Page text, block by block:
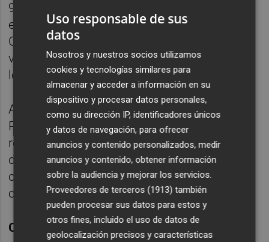
98 por ciento de los sufragios, mientras que
en el cónclave anterior, celebrado en
Castellón en 2004, el propio Camps salió
vencedor con el apoyo del 78 por ciento de
los compromisarios que votaron.
Anteriormente, el décimo congreso del
PPCV, celebrado en septiembre de 2002,
reeligió a Eduardo Zaplana como presidente
del partido por cuarto mandato consecutivo
con el apoyo del 88,25 por ciento de los
compromisarios.
CURRÍCULUM
Uso responsable de sus
datos
Nosotros y nuestros socios utilizamos
cookies y tecnologías similares para
almacenar y acceder a información en su
dispositivo y procesar datos personales,
como su dirección IP, identificadores únicos
y datos de navegación, para ofrecer
anuncios y contenido personalizados, medir
anuncios y contenido, obtener información
sobre la audiencia y mejorar los servicios.
Proveedores de terceros (1913) también
pueden procesar sus datos para estos y
otros fines, incluido el uso de datos de
geolocalización precisos y características